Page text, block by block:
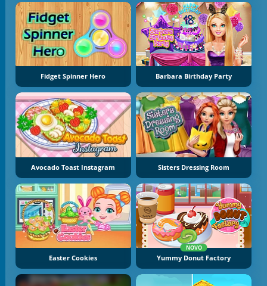
Fidget Spinner Hero Barbara Birthday Party
Avocado Toast Instagram Sisters Dressing Room
Easter Cookies
NOVO
Yummy Donut Factory